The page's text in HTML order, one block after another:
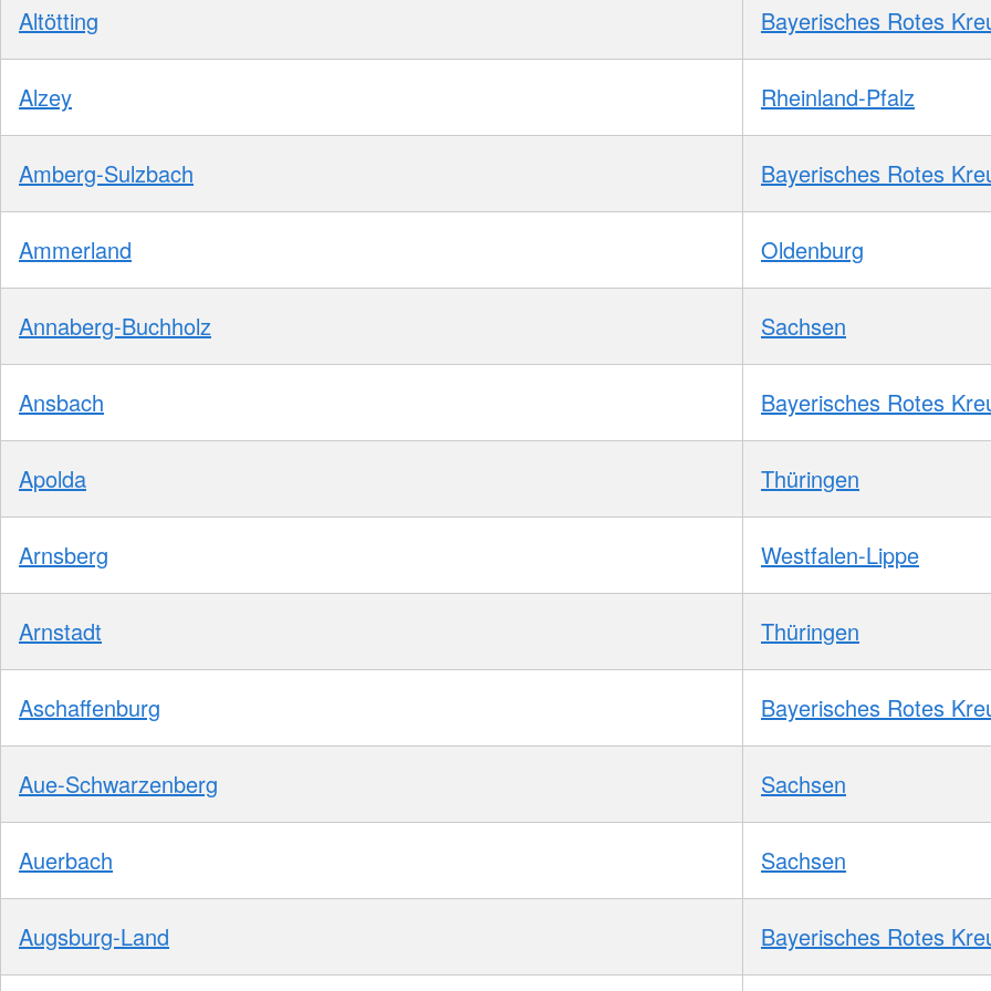
Altötting Bayerisches Rotes
Alzey Rheinland-Pfalz
Amberg-Sulzbach Bayerisches Rotes
Ammerland Oldenburg
Annaberg-Buchholz Sachsen
Ansbach Bayerisches Rotes
Apolda Thüringen
Arnsberg Westfalen-Lippe
Arnstadt Thüringen
Aschaffenburg Bayerisches Rotes
Aue-Schwarzenberg Sachsen
Auerbach Sachsen
Augsburg-Land Bayerisches Rotes